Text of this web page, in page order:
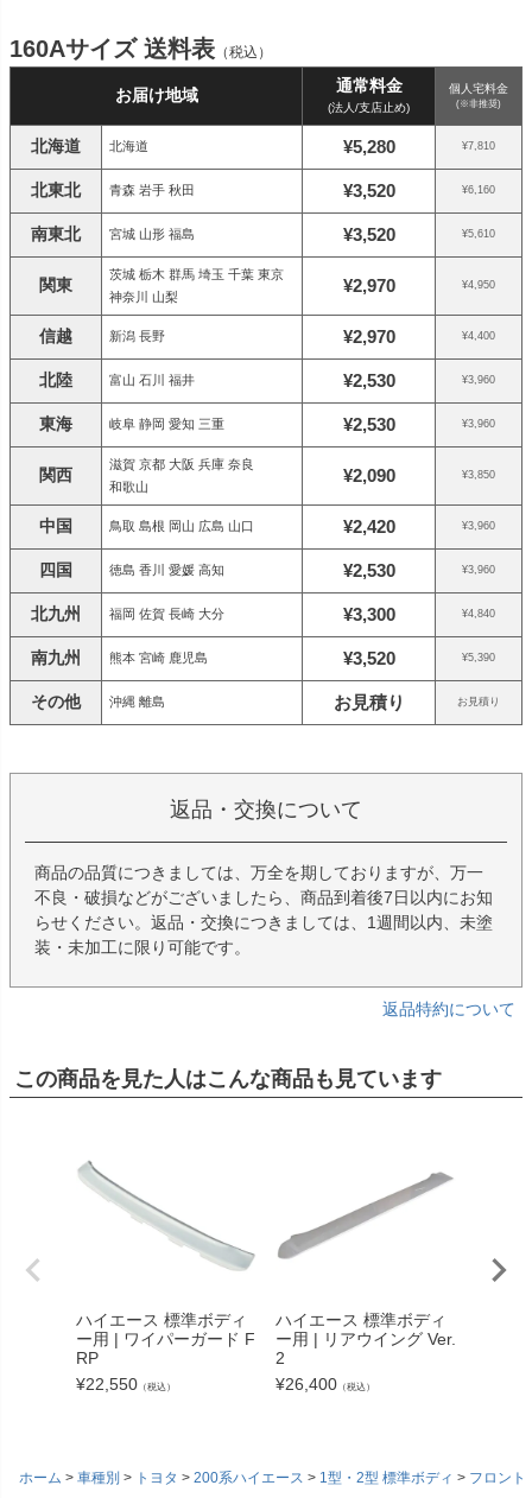
160Aサイズ 送料表 （税込）
お届け地域 通常料金
(法人/支店止め)
個人宅料金
(※非推奨)
北海道 北海道 ¥5,280 ¥7,810
北東北 青森 岩手 秋田 ¥3,520 ¥6,160
南東北 宮城 山形 福島 ¥3,520 ¥5,610
関東
茨城 栃木 群馬 埼玉 千葉 東京
神奈川 山梨
¥2,970 ¥4,950
信越 新潟 長野 ¥2,970 ¥4,400
北陸 富山 石川 福井 ¥2,530 ¥3,960
東海 岐阜 静岡 愛知 三重 ¥2,530 ¥3,960
関西
滋賀 京都 大阪 兵庫 奈良
和歌山
¥2,090 ¥3,850
中国 鳥取 島根 岡山 広島 山口 ¥2,420 ¥3,960
四国 徳島 香川 愛媛 高知 ¥2,530 ¥3,960
北九州 福岡 佐賀 長崎 大分 ¥3,300 ¥4,840
南九州 熊本 宮崎 鹿児島 ¥3,520 ¥5,390
その他 沖縄 離島 お見積り お見積り
返品・交換について
商品の品質につきましては、万全を期しておりますが、万一
不良・破損などがございましたら、商品到着後7日以内にお知
らせください。返品・交換につきましては、1週間以内、未塗
装・未加工に限り可能です。
返品特約について
この商品を見た人はこんな商品も見ています
ハイエース 標準ボディ
ー用 | ワイパーガード F
RP
¥22,550 （税込）
ハイエース 標準ボディ
ー用 | リアウイング Ver.
2
¥26,400 （税込）
ホーム 車種別 トヨタ 200系ハイエース 1型・2型 標準ボディ
フロント